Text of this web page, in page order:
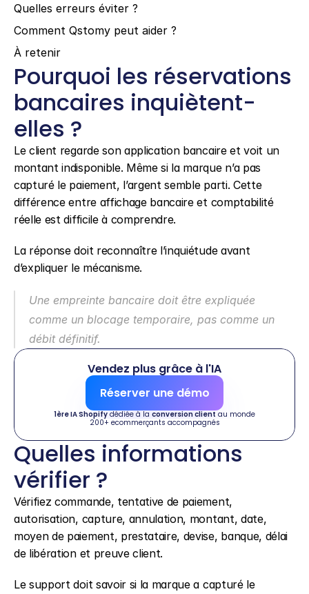
Quelles erreurs éviter ?
Comment Qstomy peut aider ?
À retenir
Pourquoi les réservations
bancaires inquiètent-
elles ?
Le client regarde son application bancaire et voit un
montant indisponible. Même si la marque n’a pas
capturé le paiement, l’argent semble parti. Cette
différence entre affichage bancaire et comptabilité
réelle est difficile à comprendre.
La réponse doit reconnaître l’inquiétude avant
d’expliquer le mécanisme.
Une empreinte bancaire doit être expliquée
comme un blocage temporaire, pas comme un
débit définitif.
Vendez plus grâce à l'IA
Réserver une démo
1ère IA Shopify dédiée à la conversion client au monde
200+ ecommerçants accompagnés
Quelles informations
vérifier ?
Vérifiez commande, tentative de paiement,
autorisation, capture, annulation, montant, date,
moyen de paiement, prestataire, devise, banque, délai
de libération et preuve client.
Le support doit savoir si la marque a capturé le